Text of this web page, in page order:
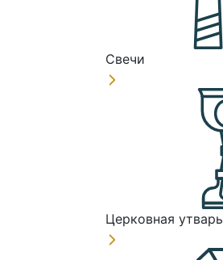
Свечи
Церковная утварь